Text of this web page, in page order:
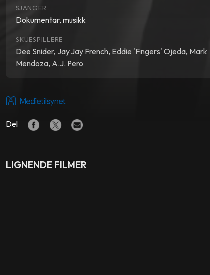
SJANGER
Dokumentar, musikk
SKUESPILLERE
Dee Snider, Jay Jay French, Eddie 'Fingers' Ojeda, Mark
Mendoza, A.J. Pero
Del
LIGNENDE FILMER